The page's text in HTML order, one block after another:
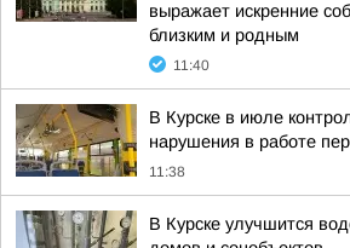
выражает искренние
близким и родным
11:40
В Курске в июле
нарушения в работе
11:38
В Курске улучшится